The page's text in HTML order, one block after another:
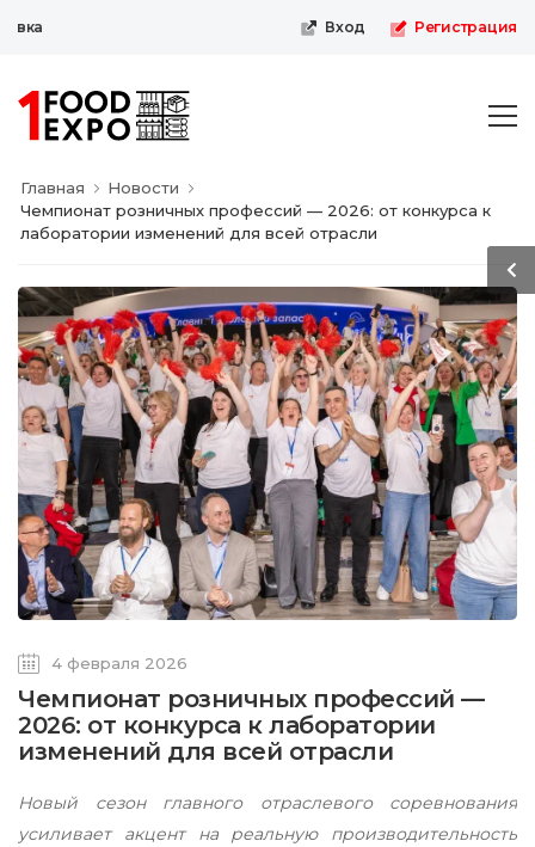
Вход Регистрация
Главная
Новости
Чемпионат розничных профессий — 2026: от конкурса к
лаборатории изменений для всей отрасли
4 февраля 2026
Чемпионат розничных профессий —
2026: от конкурса к лаборатории
изменений для всей отрасли
Новый сезон главного отраслевого соревнования
усиливает акцент на реальную производительность